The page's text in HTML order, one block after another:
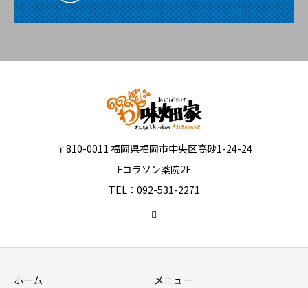
〒810-0011 福岡県福岡市中央区高砂1-24-24
Fコラソン薬院2F
TEL：092-531-2271
ホーム メニュー